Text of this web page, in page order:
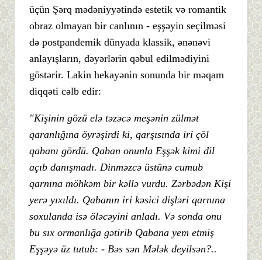
üçün Şərq mədəniyyətində estetik və romantik
obraz olmayan bir canlının - eşşəyin seçilməsi
də postpandemik dünyada klassik, ənənəvi
anlayışların, dəyərlərin qəbul edilmədiyini
göstərir. Lakin hekayənin sonunda bir məqam
diqqəti cəlb edir:
"Kişinin gözü elə təzəcə meşənin zülmət
qaranlığına öyrəşirdi ki, qarşısında iri çöl
qabanı gördü. Qaban onunla Eşşək kimi dil
açıb danışmadı. Dinməzcə üstünə cumub
qarnına möhkəm bir kəllə vurdu. Zərbədən Kişi
yerə yıxıldı. Qabanın iri kəsici dişləri qarnına
soxulanda isə öləcəyini anladı. Və sonda onu
bu sıx ormanlığa gətirib Qabana yem etmiş
Eşşəyə üz tutub: - Bəs sən Mələk deyilsən?..